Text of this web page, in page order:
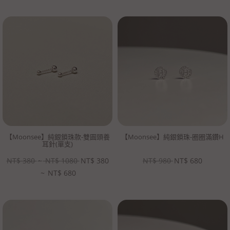
【Moonsee】純銀鎖珠款-雙圓頭養
耳針(單支)
NT$ 380 ~ NT$ 1080 NT$ 380
~ NT$ 680
【Moonsee】純銀鎖珠-圈圈滿鑽H
NT$ 980 NT$ 680